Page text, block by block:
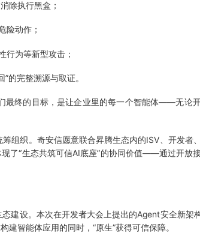
除执行黑盒；
险动作；
行为等新型攻击；
完整溯源与取证。
最终的目标，是让企业里的每一个智能体——无
组织。奇安信愿意联合昇腾生态内的ISV、开发者
了“生态共筑可信AI底座”的协同价值——通过开放
建设。本次在开发者大会上提出的Agent安全新架
智能体应用的同时，“原生”获得可信保障。